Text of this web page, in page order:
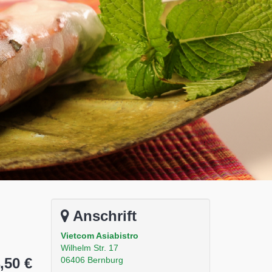
€
Anschrift
Vietcom Asiabistro
Wilhelm Str. 17
06406 Bernburg